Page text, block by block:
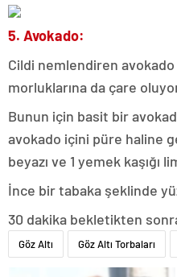
5. Avokado:
Cildi nemlendiren
morluklarına da çare
Bunun için basit bir
avokado içini püre haline
beyazı ve 1 yemek kaşığı
İnce bir tabaka şeklinde
30 dakika bekletikten
Göz Altı Göz Altı Torbaları